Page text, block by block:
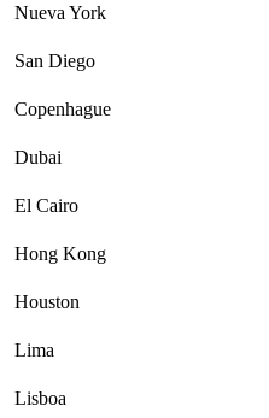
Nueva York
San Diego
Copenhague
Dubai
El Cairo
Hong Kong
Houston
Lima
Lisboa